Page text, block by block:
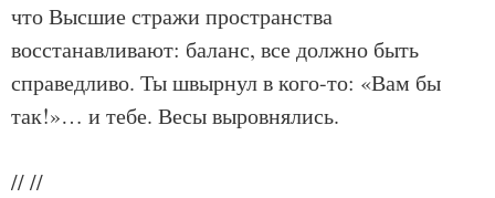
что Высшие стражи пространства
восстанавливают: баланс, все должно быть
справедливо. Ты швырнул в кого-то: «Вам бы
так!»… и тебе. Весы выровнялись.
////